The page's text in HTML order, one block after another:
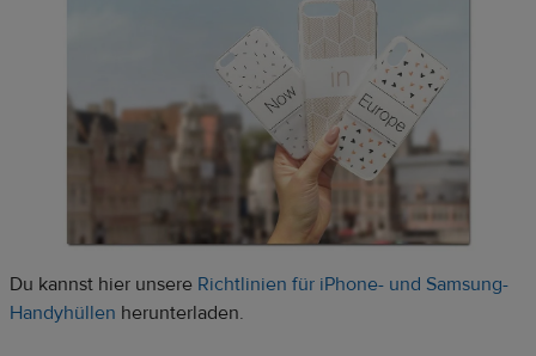
Du kannst hier unsere Richtlinien für iPhone- und Samsung-
Handyhüllen herunterladen.